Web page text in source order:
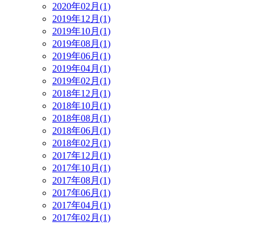
2020年02月(1)
2019年12月(1)
2019年10月(1)
2019年08月(1)
2019年06月(1)
2019年04月(1)
2019年02月(1)
2018年12月(1)
2018年10月(1)
2018年08月(1)
2018年06月(1)
2018年02月(1)
2017年12月(1)
2017年10月(1)
2017年08月(1)
2017年06月(1)
2017年04月(1)
2017年02月(1)